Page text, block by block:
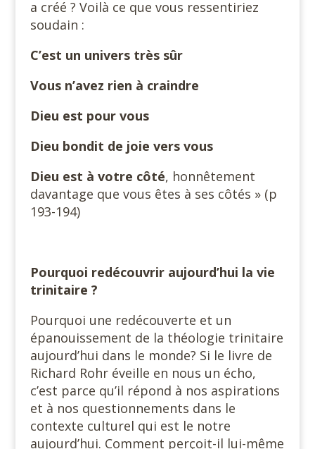
a créé ? Voilà ce que vous ressentiriez
soudain :
C’est un univers très sûr
Vous n’avez rien à craindre
Dieu est pour vous
Dieu bondit de joie vers vous
Dieu est à votre côté, honnêtement
davantage que vous êtes à ses côtés » (p
193-194)
Pourquoi redécouvrir aujourd’hui la vie
trinitaire ?
Pourquoi une redécouverte et un
épanouissement de la théologie trinitaire
aujourd’hui dans le monde? Si le livre de
Richard Rohr éveille en nous un écho,
c’est parce qu’il répond à nos aspirations
et à nos questionnements dans le
contexte culturel qui est le notre
aujourd’hui. Comment perçoit-il lui-même